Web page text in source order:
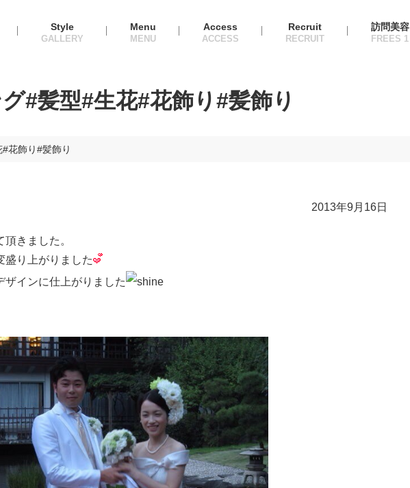
Style Menu Access Recruit 訪問美容
#髪型#生花#花飾り#髪飾り
花飾り#髪飾り
2013年9月16日
きました。
盛り上がりました
インに仕上がりました